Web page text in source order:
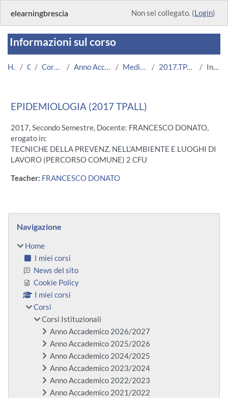
elearningbrescia Non sei collegato. (Login)
Informazioni sul corso
Home Corsi Corsi Istituzionali Anno Accademico 2017/2018 Medicina e Chirurgia 2017.TPALL.U11304-11818 Introduzione
EPIDEMIOLOGIA (2017 TPALL)
2017, Secondo Semestre, Docente: FRANCESCO DONATO,
erogato in:
TECNICHE DELLA PREVENZ. NELL'AMBIENTE E LUOGHI DI
LAVORO (PERCORSO COMUNE) 2 CFU
Teacher: FRANCESCO DONATO
Blocchi
Navigazione
Home
I miei corsi
News del sito
Cookie Policy
I miei corsi
Corsi
Corsi Istituzionali
Anno Accademico 2026/2027
Anno Accademico 2025/2026
Anno Accademico 2024/2025
Anno Accademico 2023/2024
Anno Accademico 2022/2023
Anno Accademico 2021/2022